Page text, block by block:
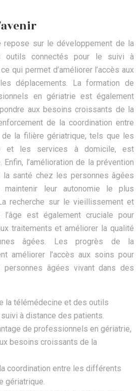
repose sur le développement de la
outils connectés pour le suivi à
qui permet d’améliorer l’accès aux
déplacements. La formation de
en gériatrie est également
aux besoins croissants de la
de la coordination entre
la filière gériatrique, tels que les
et les services à domicile, est
l’amélioration de la prévention
santé chez les personnes âgées
leur autonomie le plus
recherche sur le vieillissement et
est également cruciale pour
traitements et améliorer la qualité
âgées. Les progrès de la
améliorer l’accès aux soins pour
âgées vivant dans des
la télémédecine et des outils
à distance des patients.
de professionnels en gériatrie,
besoins croissants de la
coordination entre les différents
gériatrique.